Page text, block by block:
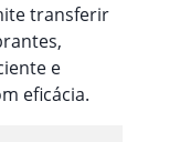
transferir
e
eficácia.